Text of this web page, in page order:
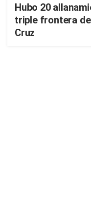
Hubo 20
triple frontera de
Cruz